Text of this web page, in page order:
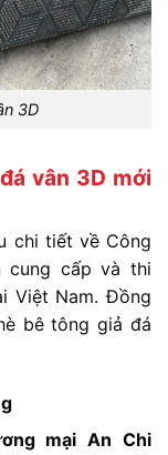
3D
vân 3D mới
chi tiết về Công
cung cấpvàthi
Việt Nam. Đồng
bêtônggiảđá
mạiAnChi